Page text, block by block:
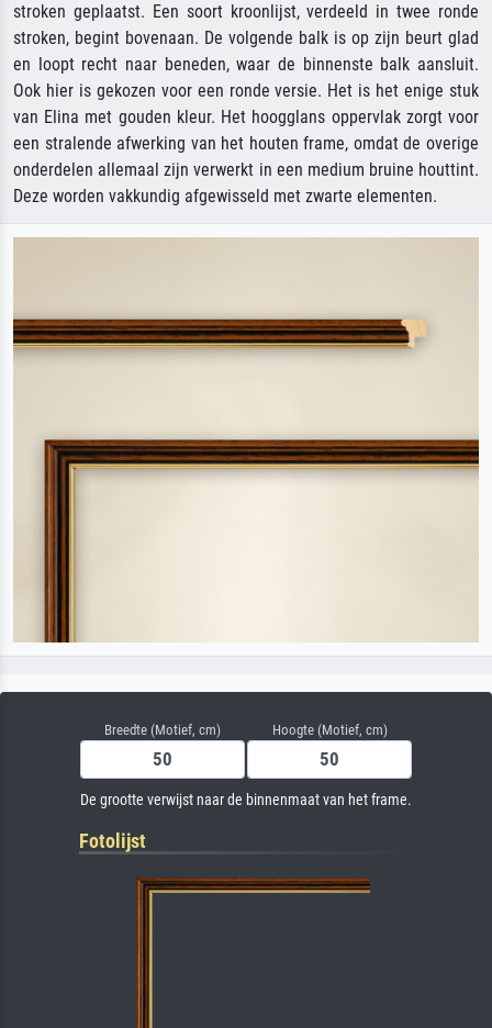
stroken geplaatst. Een soort kroonlijst, verdeeld in twee ronde
stroken, begint bovenaan. De volgende balk is op zijn beurt glad
en loopt recht naar beneden, waar de binnenste balk aansluit.
Ook hier is gekozen voor een ronde versie. Het is het enige stuk
van Elina met gouden kleur. Het hoogglans oppervlak zorgt voor
een stralende afwerking van het houten frame, omdat de overige
onderdelen allemaal zijn verwerkt in een medium bruine houttint.
Deze worden vakkundig afgewisseld met zwarte elementen.
Breedte (Motief, cm) Hoogte (Motief, cm)
De grootte verwijst naar de binnenmaat van het frame.
Fotolijst